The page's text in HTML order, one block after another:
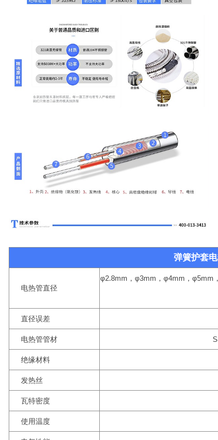
弹簧护套
电热管直径
φ2.8mm，φ3mm，φ4mm，φ5mm
直径误差
电热管管材
绝缘材料
发热丝
瓦特密度
使用温度